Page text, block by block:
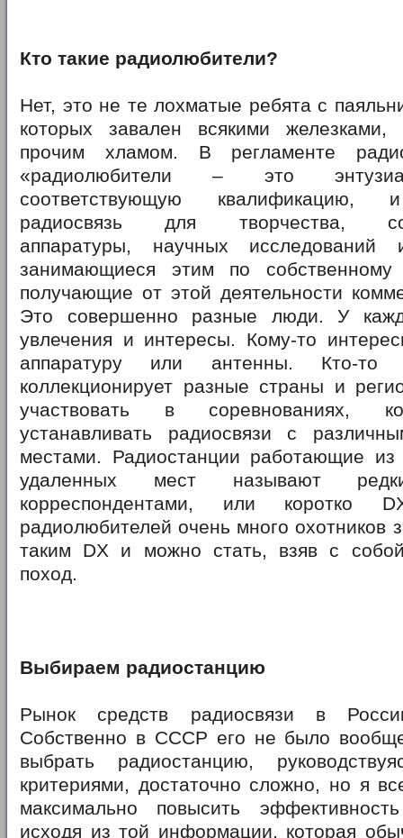
Кто такие радиолюбители?
Нет, это не те лохматые ребята с
которых завален всякими железками,
прочим хламом. В регламенте
«радиолюбители – это
соответствующую квалификацию,
радиосвязь для творчества,
аппаратуры, научных
занимающиеся этим по
получающие от этой деятельности
Это совершенно разные люди. У
увлечения и интересы. Кому-то
аппаратуру или антенны. Кто-то
коллекционирует разные страны и
участвовать в соревнованиях,
устанавливать радиосвязи с
местами. Радиостанции работающие из
удаленных мест называют
корреспондентами, или
радиолюбителей очень много охотников
таким DX и можно стать, взяв с
поход.
Выбираем радиостанцию
Рынок средств радиосвязи в
Собственно в СССР его не было
выбрать радиостанцию,
критериями, достаточно сложно, но я
максимально повысить
исходя из той информации, которая